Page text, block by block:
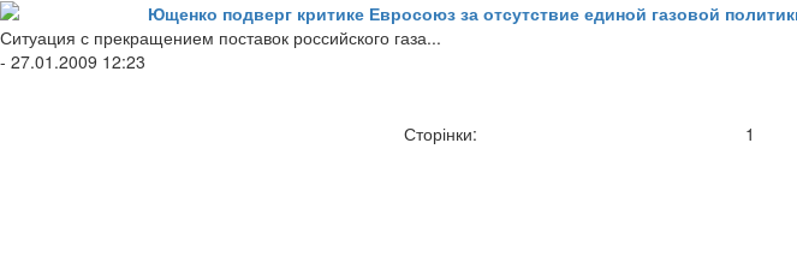
Ющенко подверг критике Евросоюз за отсутствие единой газовой
Ситуация с прекращением поставок российского газа...
- 27.01.2009 12:23
Сторінки: 1